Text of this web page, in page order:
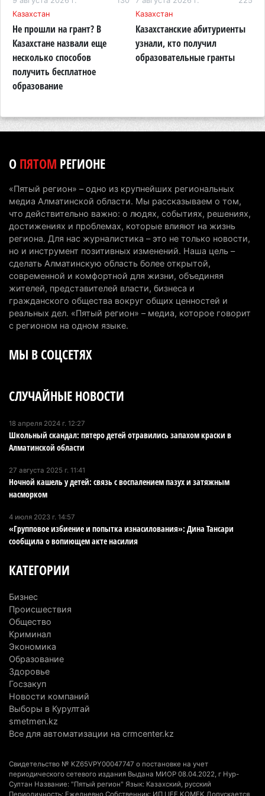
7 августа 2026 г. 09:52
Жители Алматы и Алматинской области смогут
увидеть долги своего дома в квитанциях за свет
7 августа 2026 г. 06:28
последнее слово
Проезд по БАКАД резко подорожал: в
тарифы
6 августа 2026 г. 14:36 227
Сильнейшие дзюдоисты мира приехали на
сборы в Алматинскую область
6 августа 2026 г. 12:12
Первый раз с ИИ в первый класс: казахстанских
первоклассников начнут учить искусственному
интеллекту
Казахстанцы назвали доход, при котором не
6 августа 2026 г. 09:52
Пожар в Аксайском ущелье под Алматы
полностью ликвидирован спустя три дня
6 августа 2026 г. 08:51
Минэкологии опровергло фото тигра возле села
в Алматинской области
Казахстан стал лидером Центральной Азии в
мировом рейтинге благополучия
топлива для самолетов: пилотный проект
запустят в Алатау
5 августа 2026 г. 12:32
Туриста с тяжелыми травмами эвакуировали в
горах Алматинской области после камнепада
5 августа 2026 г. 11:23
Хозяина собак, едва не загрызших ребенка в
Алматинской области, судят спустя год после
5 августа 2026 г. 09:17
В Алматинской области запустят производство
Казахстан
Не прошли на грант? В
Казахстане назвали еще
несколько способов
получить бесплатное
образование
Казахстан
Казахстанские абитуриенты
узнали, кто получил
образовательные гранты
ОПЯТОМ РЕГИОНЕ
«Пятый регион» – одно из крупнейших региональных
медиа Алматинской области. Мы рассказываем о том,
что действительно важно: о людях, событиях, решениях,
достижениях и проблемах, которые влияют на жизнь
региона. Для нас журналистика – это не только новости,
но и инструмент позитивных изменений. Наша цель –
сделать Алматинскую область более открытой,
современной и комфортной для жизни, объединяя
жителей, представителей власти, бизнеса и
гражданского общества вокруг общих ценностей и
реальных дел. «Пятый регион» – медиа, которое говорит
с регионом на одном языке.
МЫ В СОЦСЕТЯХ
СЛУЧАЙНЫЕ НОВОСТИ
18 апреля 2024 г. 12:27
Школьный скандал: пятеро детей отравились запахом краски в
Алматинской области
27 августа 2025 г. 11:41
Ночной кашель у детей: связь с воспалением пазух и затяжным
насморком
4 июля 2023 г. 14:57
«Групповое избиение и попытка изнасилования»: Дина Тансари
сообщила о вопиющем акте насилия
КАТЕГОРИИ
Бизнес
Происшествия
Общество
Криминал
Экономика
Образование
Здоровье
Госзакуп
Новости компаний
Выборы в Курултай
smetmen.kz
Все для автоматизации на crmcenter.kz
Свидетельство № KZ65VPY00047747 о постановке на учет
периодического сетевого издания Выдана МИОР 08.04.2022, г Нур-
Султан Название: "Пятый регион" Язык: Казахский, русский
Периодичность: Ежедневно Собственник: ИП LIFE KOMEK Допускается